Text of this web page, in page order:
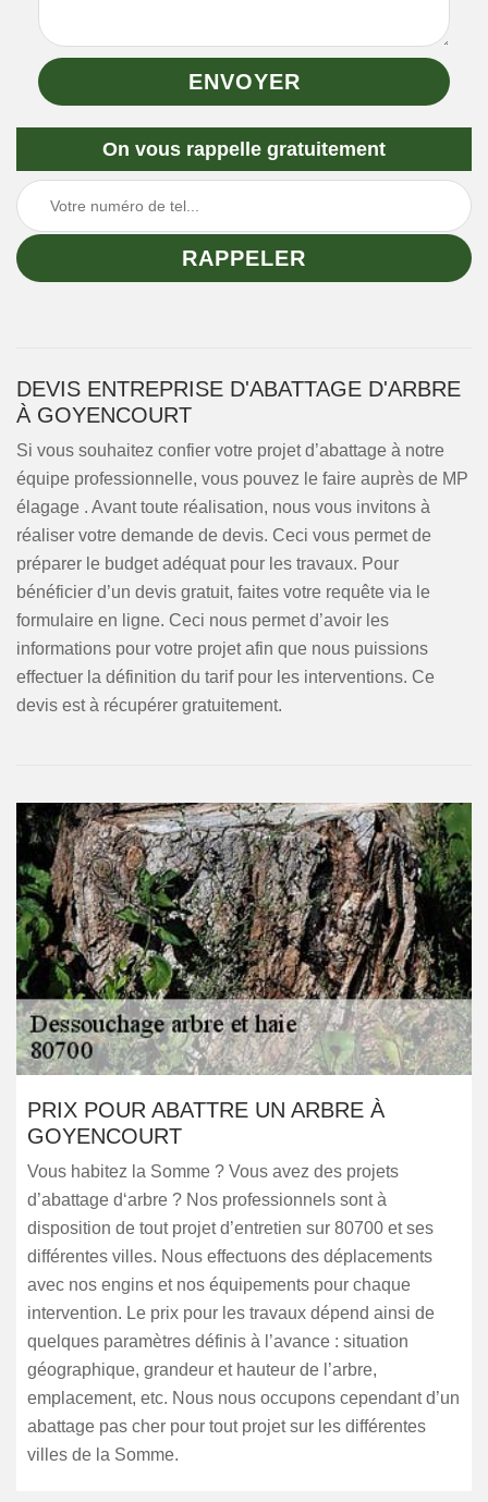
On vous rappelle gratuitement
DEVIS ENTREPRISE D'ABATTAGE D'ARBRE
À GOYENCOURT
Si vous souhaitez confier votre projet d’abattage à notre
équipe professionnelle, vous pouvez le faire auprès de MP
élagage . Avant toute réalisation, nous vous invitons à
réaliser votre demande de devis. Ceci vous permet de
préparer le budget adéquat pour les travaux. Pour
bénéficier d’un devis gratuit, faites votre requête via le
formulaire en ligne. Ceci nous permet d’avoir les
informations pour votre projet afin que nous puissions
effectuer la définition du tarif pour les interventions. Ce
devis est à récupérer gratuitement.
PRIX POUR ABATTRE UN ARBRE À
GOYENCOURT
Vous habitez la Somme ? Vous avez des projets
d’abattage d‘arbre ? Nos professionnels sont à
disposition de tout projet d’entretien sur 80700 et ses
différentes villes. Nous effectuons des déplacements
avec nos engins et nos équipements pour chaque
intervention. Le prix pour les travaux dépend ainsi de
quelques paramètres définis à l’avance : situation
géographique, grandeur et hauteur de l’arbre,
emplacement, etc. Nous nous occupons cependant d’un
abattage pas cher pour tout projet sur les différentes
villes de la Somme.